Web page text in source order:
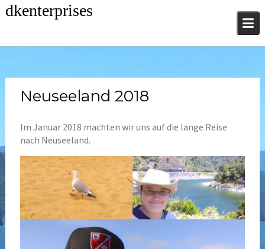
Skip
todkenterprises
Neuseeland 2018
Im Januar 2018 machten wir uns auf die lange Reise
nach Neuseeland.